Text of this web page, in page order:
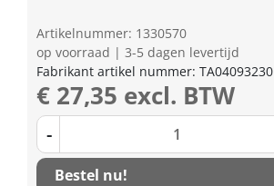
Artikelnummer: 1330570
op voorraad | 3-5 dagen levertijd
Fabrikant artikel nummer: TA04093230
€ 27,35 excl. BTW
-
Bestel nu!